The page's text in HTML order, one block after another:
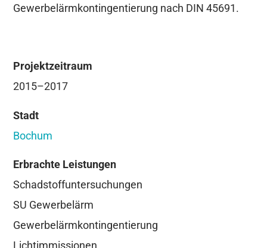
Gewerbelärmkontingentierung nach DIN 45691.
Projektzeitraum
2015–2017
Stadt
Bochum
Erbrachte Leistungen
Schadstoffuntersuchungen
SU Gewerbelärm
Gewerbelärmkontingentierung
Lichtimmissionen